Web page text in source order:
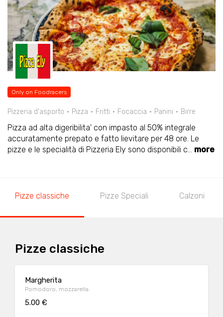
Only on Foodracers
Pizzeria d'asporto Pizza Fritti Focaccia Panini Birre
Pizza ad alta digeribilita' con impasto al 50% integrale
accuratamente prepato e fatto lievitare per 48 ore. Le
pizze e le specialità di Pizzeria Ely sono disponibili c... more
Pizze classiche Pizze Speciali Calzoni
Pizze classiche
Margherita
Pomodoro, mozzarella.
5.00 €